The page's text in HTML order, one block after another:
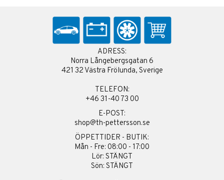
ADRESS:
Norra Långebergsgatan 6
421 32 Västra Frölunda, Sverige
TELEFON:
+46 31-40 73 00
E-POST:
shop@th-pettersson.se
ÖPPETTIDER - BUTIK:
Mån - Fre: 08:00 - 17:00
Lör: STÄNGT
Sön: STÄNGT